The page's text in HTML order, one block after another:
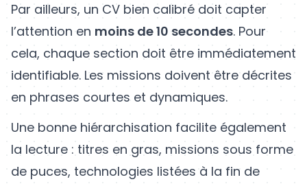
Par ailleurs, un CV bien calibré doit capter
l’attention en moins de 10 secondes. Pour
cela, chaque section doit être immédiatement
identifiable. Les missions doivent être décrites
en phrases courtes et dynamiques.
Une bonne hiérarchisation facilite également
la lecture : titres en gras, missions sous forme
de puces, technologies listées à la fin de